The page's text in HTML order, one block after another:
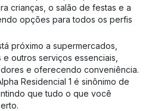
crianças, o salão de festas e a
opções para todos os perfis
próximo a supermercados,
outros serviços essenciais,
e oferecendo conveniência.
Residencial 1 é sinônimo de
que tudo o que você